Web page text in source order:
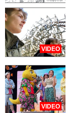
VIDEO
VIDEO